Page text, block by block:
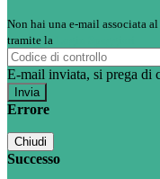
Non hai una e-mail associata
tramite la
E-mail inviata, si prega di
Errore
Chiudi
Successo